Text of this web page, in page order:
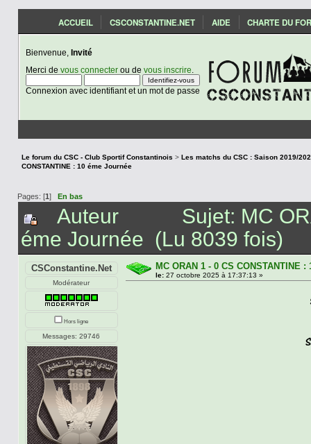
ACCUEIL CSCONSTANTINE.NET AIDE CHARTE DU
Bienvenue, Invité
Merci de vous connecterou de vous inscrire
Connexion avec identifiant et un mot de passe
Le forum du CSC - Club Sportif Constantinois >
CONSTANTINE : 10 éme Journée
Pages: [1] En bas
Auteur
Sujet: MC
éme Journée (Lu 8039 fois)
CSConstantine.Net
Modérateur
Hors ligne
Messages: 29746
MC ORAN 1 - 0 CS CONSTANTINE
le: 27 octobre 2025 à 17:37:13 »